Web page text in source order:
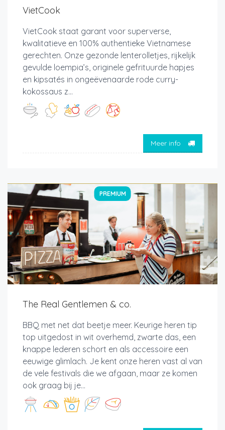
VietCook
VietCook staat garant voor superverse,
kwalitatieve en 100% authentieke Vietnamese
gerechten. Onze gezonde lenterolletjes, rijkelijk
gevulde loempia’s, originele gefrituurde hapjes
en kipsatés in ongeëvenaarde rode curry-
kokossaus z...
Meer info
PREMIUM
The Real Gentlemen & co.
BBQ met net dat beetje meer. Keurige heren tip
top uitgedost in wit overhemd, zwarte das, een
knappe lederen schort en als accessoire een
eeuwige glimlach. Je kent onze heren vast al van
de vele festivals die we afgaan, maar ze komen
ook graag bij je...